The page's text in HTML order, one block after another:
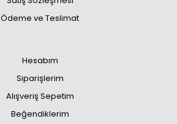
Ödeme ve Teslimat
Hesabım
Siparişlerim
Alışveriş Sepetim
Beğendiklerim